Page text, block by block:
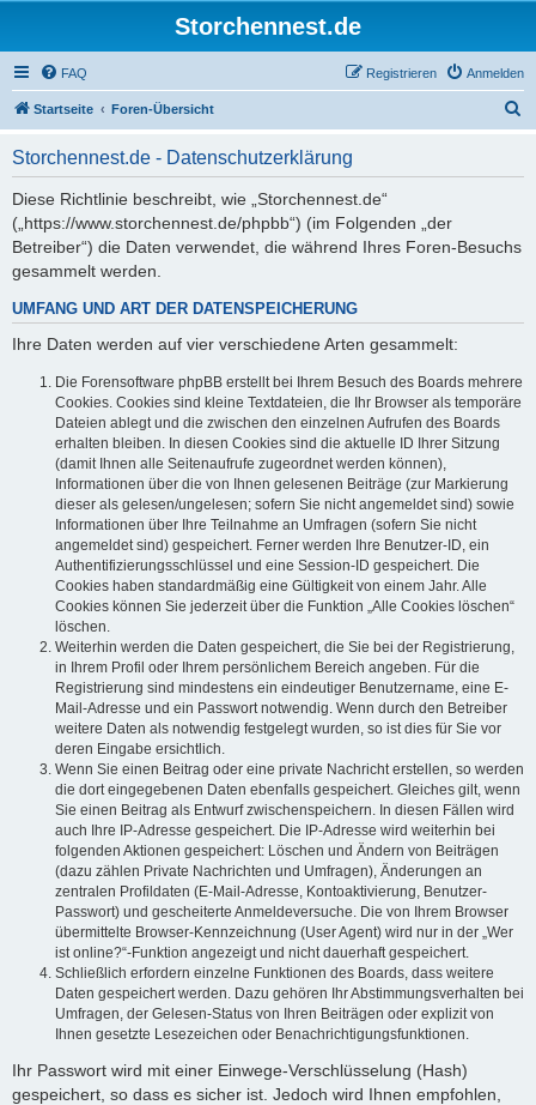
Storchennest.de
FAQ Anmelden
Registrieren
Startseite Foren-Übersicht
Storchennest.de - Datenschutzerklärung
Diese Richtlinie beschreibt, wie „Storchennest.de“
(„https://www.storchennest.de/phpbb“) (im Folgenden „der
Betreiber“) die Daten verwendet, die während Ihres Foren-Besuchs
gesammelt werden.
UMFANG UND ART DER DATENSPEICHERUNG
Ihre Daten werden auf vier verschiedene Arten gesammelt:
Die Forensoftware phpBB erstellt bei Ihrem Besuch des Boards mehrere
Cookies. Cookies sind kleine Textdateien, die Ihr Browser als temporäre
Dateien ablegt und die zwischen den einzelnen Aufrufen des Boards
erhalten bleiben. In diesen Cookies sind die aktuelle ID Ihrer Sitzung
(damit Ihnen alle Seitenaufrufe zugeordnet werden können),
Informationen über die von Ihnen gelesenen Beiträge (zur Markierung
dieser als gelesen/ungelesen; sofern Sie nicht angemeldet sind) sowie
Informationen über Ihre Teilnahme an Umfragen (sofern Sie nicht
angemeldet sind) gespeichert. Ferner werden Ihre Benutzer-ID, ein
Authentifizierungsschlüssel und eine Session-ID gespeichert. Die
Cookies haben standardmäßig eine Gültigkeit von einem Jahr. Alle
Cookies können Sie jederzeit über die Funktion „Alle Cookies löschen“
löschen.
Weiterhin werden die Daten gespeichert, die Sie bei der Registrierung,
in Ihrem Profil oder Ihrem persönlichem Bereich angeben. Für die
Registrierung sind mindestens ein eindeutiger Benutzername, eine E-
Mail-Adresse und ein Passwort notwendig. Wenn durch den Betreiber
weitere Daten als notwendig festgelegt wurden, so ist dies für Sie vor
deren Eingabe ersichtlich.
Wenn Sie einen Beitrag oder eine private Nachricht erstellen, so werden
die dort eingegebenen Daten ebenfalls gespeichert. Gleiches gilt, wenn
Sie einen Beitrag als Entwurf zwischenspeichern. In diesen Fällen wird
auch Ihre IP-Adresse gespeichert. Die IP-Adresse wird weiterhin bei
folgenden Aktionen gespeichert: Löschen und Ändern von Beiträgen
(dazu zählen Private Nachrichten und Umfragen), Änderungen an
zentralen Profildaten (E-Mail-Adresse, Kontoaktivierung, Benutzer-
Passwort) und gescheiterte Anmeldeversuche. Die von Ihrem Browser
übermittelte Browser-Kennzeichnung (User Agent) wird nur in der „Wer
ist online?“-Funktion angezeigt und nicht dauerhaft gespeichert.
Schließlich erfordern einzelne Funktionen des Boards, dass weitere
Daten gespeichert werden. Dazu gehören Ihr Abstimmungsverhalten bei
Umfragen, der Gelesen-Status von Ihren Beiträgen oder explizit von
Ihnen gesetzte Lesezeichen oder Benachrichtigungsfunktionen.
Ihr Passwort wird mit einer Einwege-Verschlüsselung (Hash)
gespeichert, so dass es sicher ist. Jedoch wird Ihnen empfohlen,